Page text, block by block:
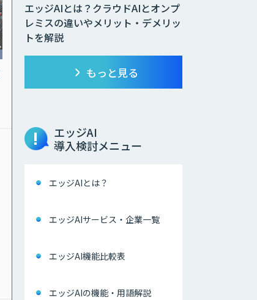
エッジAIとは？クラウドAIとオンプ
レミスの違いやメリット・デメリッ
トを解説
もっと見る
エッジAI
導入検討メニュー
エッジAIとは？
エッジAIサービス・企業一覧
エッジAI機能比較表
エッジAIの機能・用語解説